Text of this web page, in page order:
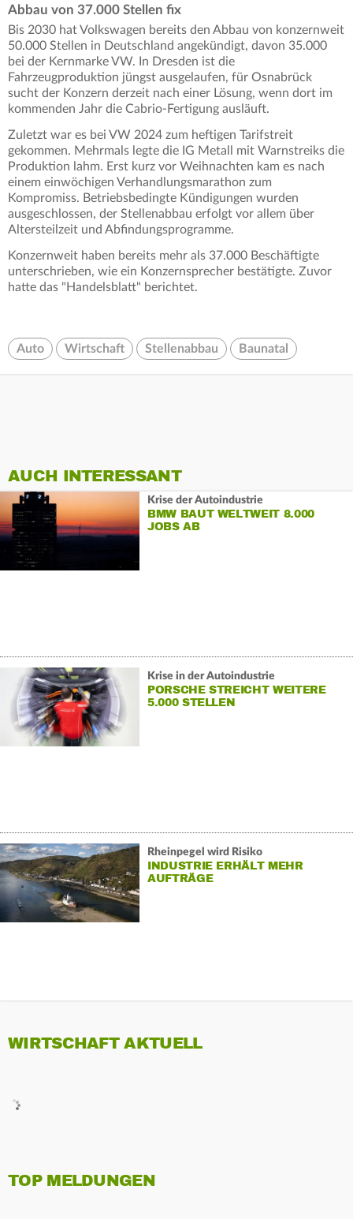
Abbau von 37.000 Stellen fix
Bis 2030 hat Volkswagen bereits den Abbau von konzernweit
50.000 Stellen in Deutschland angekündigt, davon 35.000
bei der Kernmarke VW. In Dresden ist die
Fahrzeugproduktion jüngst ausgelaufen, für Osnabrück
sucht der Konzern derzeit nach einer Lösung, wenn dort im
kommenden Jahr die Cabrio-Fertigung ausläuft.
Zuletzt war es bei VW 2024 zum heftigen Tarifstreit
gekommen. Mehrmals legte die IG Metall mit Warnstreiks die
Produktion lahm. Erst kurz vor Weihnachten kam es nach
einem einwöchigen Verhandlungsmarathon zum
Kompromiss. Betriebsbedingte Kündigungen wurden
ausgeschlossen, der Stellenabbau erfolgt vor allem über
Altersteilzeit und Abfindungsprogramme.
Konzernweit haben bereits mehr als 37.000 Beschäftigte
unterschrieben, wie ein Konzernsprecher bestätigte. Zuvor
hatte das "Handelsblatt" berichtet.
Auto Wirtschaft Stellenabbau Baunatal
AUCH INTERESSANT
Krise der Autoindustrie
BMW BAUT WELTWEIT 8.000
JOBS AB
Krise in der Autoindustrie
PORSCHE STREICHT WEITERE
5.000 STELLEN
Rheinpegel wird Risiko
INDUSTRIE ERHÄLT MEHR
AUFTRÄGE
WIRTSCHAFT AKTUELL
TOP MELDUNGEN